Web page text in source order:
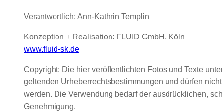
Verantwortlich: Ann-Kathrin Templin
Konzeption + Realisation: FLUID GmbH, Köln
www.fluid-sk.de
Copyright: Die hier veröffentlichten Fotos und Texte
geltenden Urheberrechtsbestimmungen und dürfen
werden. Die Verwendung bedarf der ausdrücklichen,
Genehmigung.